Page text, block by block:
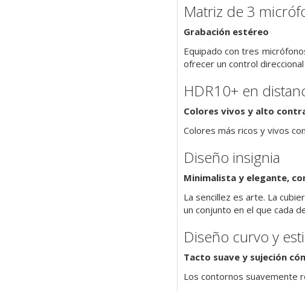
Matriz de 3
Grabación estéreo
Equipado con tres
ofrecer un control
HDR10+ en
Colores vivos y alto
Colores más ricos y vivos
Diseño insignia
Minimalista y elegante,
La sencillez es arte. La
un conjunto en el que cada
Diseño curvo y
Tacto suave y sujeción
Los contornos suavemente